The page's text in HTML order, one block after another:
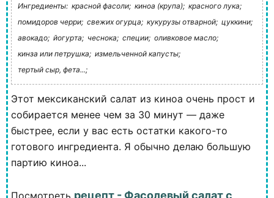
Ингредиенты: красной фасоли; киноа (крупа); красного лука;
помидоров черри; свежих огурца; кукурузы отварной; цуккини;
авокадо; йогурта; чеснока; специи; оливковое масло;
кинза или петрушка; измельченной капусты;
тертый сыр, фета...;
Этот мексиканский салат из киноа очень прост и
собирается менее чем за 30 минут — даже
быстрее, если у вас есть остатки какого-то
готового ингредиента. Я обычно делаю большую
партию киноа...
Посмотреть рецепт - Фасолевый салат с